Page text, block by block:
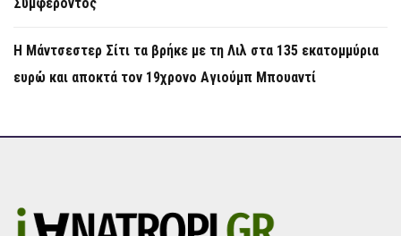
Η Μάντσεστερ Σίτι τα βρήκε με τη Λιλ στα 135 εκατομμύρια
ευρώ και αποκτά τον 19χρονο Αγιούμπ Μπουαντί